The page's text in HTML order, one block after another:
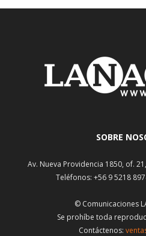
SOBRE
Av. Nueva Providencia 1850, of.
Teléfonos: +56 9 5218
© Comunicaciones
Se prohíbe toda
Contáctenos: